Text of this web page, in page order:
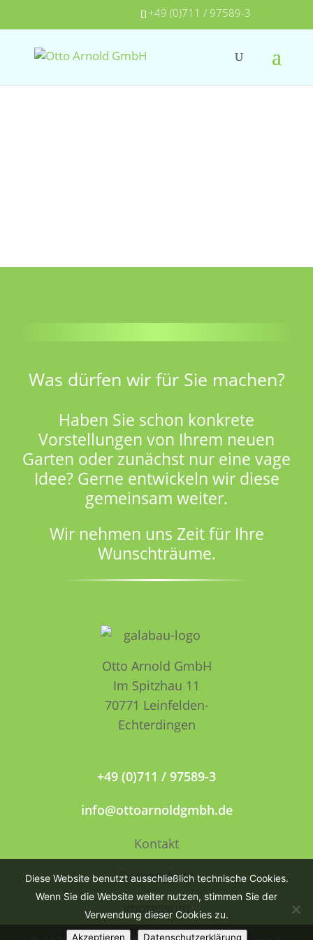
+49 (0)711 / 97589-3
Was dürfen wir für Sie machen?
Haben Sie schon konkrete
Vorstellungen von Ihrem neuen
Garten oder zunächst nur eine vage
Idee? Gerne entwickeln wir diese
gemeinsam weiter.
Wir nehmen uns Zeit für Ihre
Wunschträume.
Otto Arnold GmbH
Im Spitzhau 11
70771 Leinfelden­­
Echterdingen
+49 (0)711 / 97589-3
info@ottoarnoldgmbh.de
Kontakt
Datenschutz
Impressum
Diese Website benutzt ausschließlich technische Cookies.
Wenn Sie die Website weiter nutzen, stimmen Sie der
Verwendung dieser Cookies zu.
Akzeptieren Datenschutzerklärung